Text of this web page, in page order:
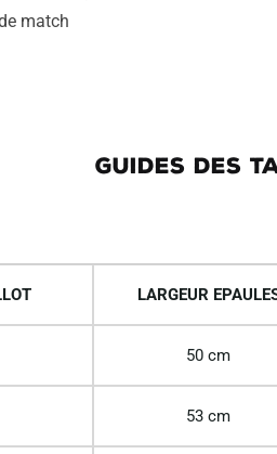
match
GUIDES DES
LARGEUR
50 cm
53 cm